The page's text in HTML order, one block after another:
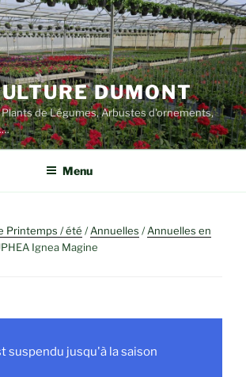
DUMONT
de Légumes, Arbustes d'ornements,
Menu
Printemps / été /Annuelles /Annuelles en
Ignea Magine
suspendu jusqu'à la saison